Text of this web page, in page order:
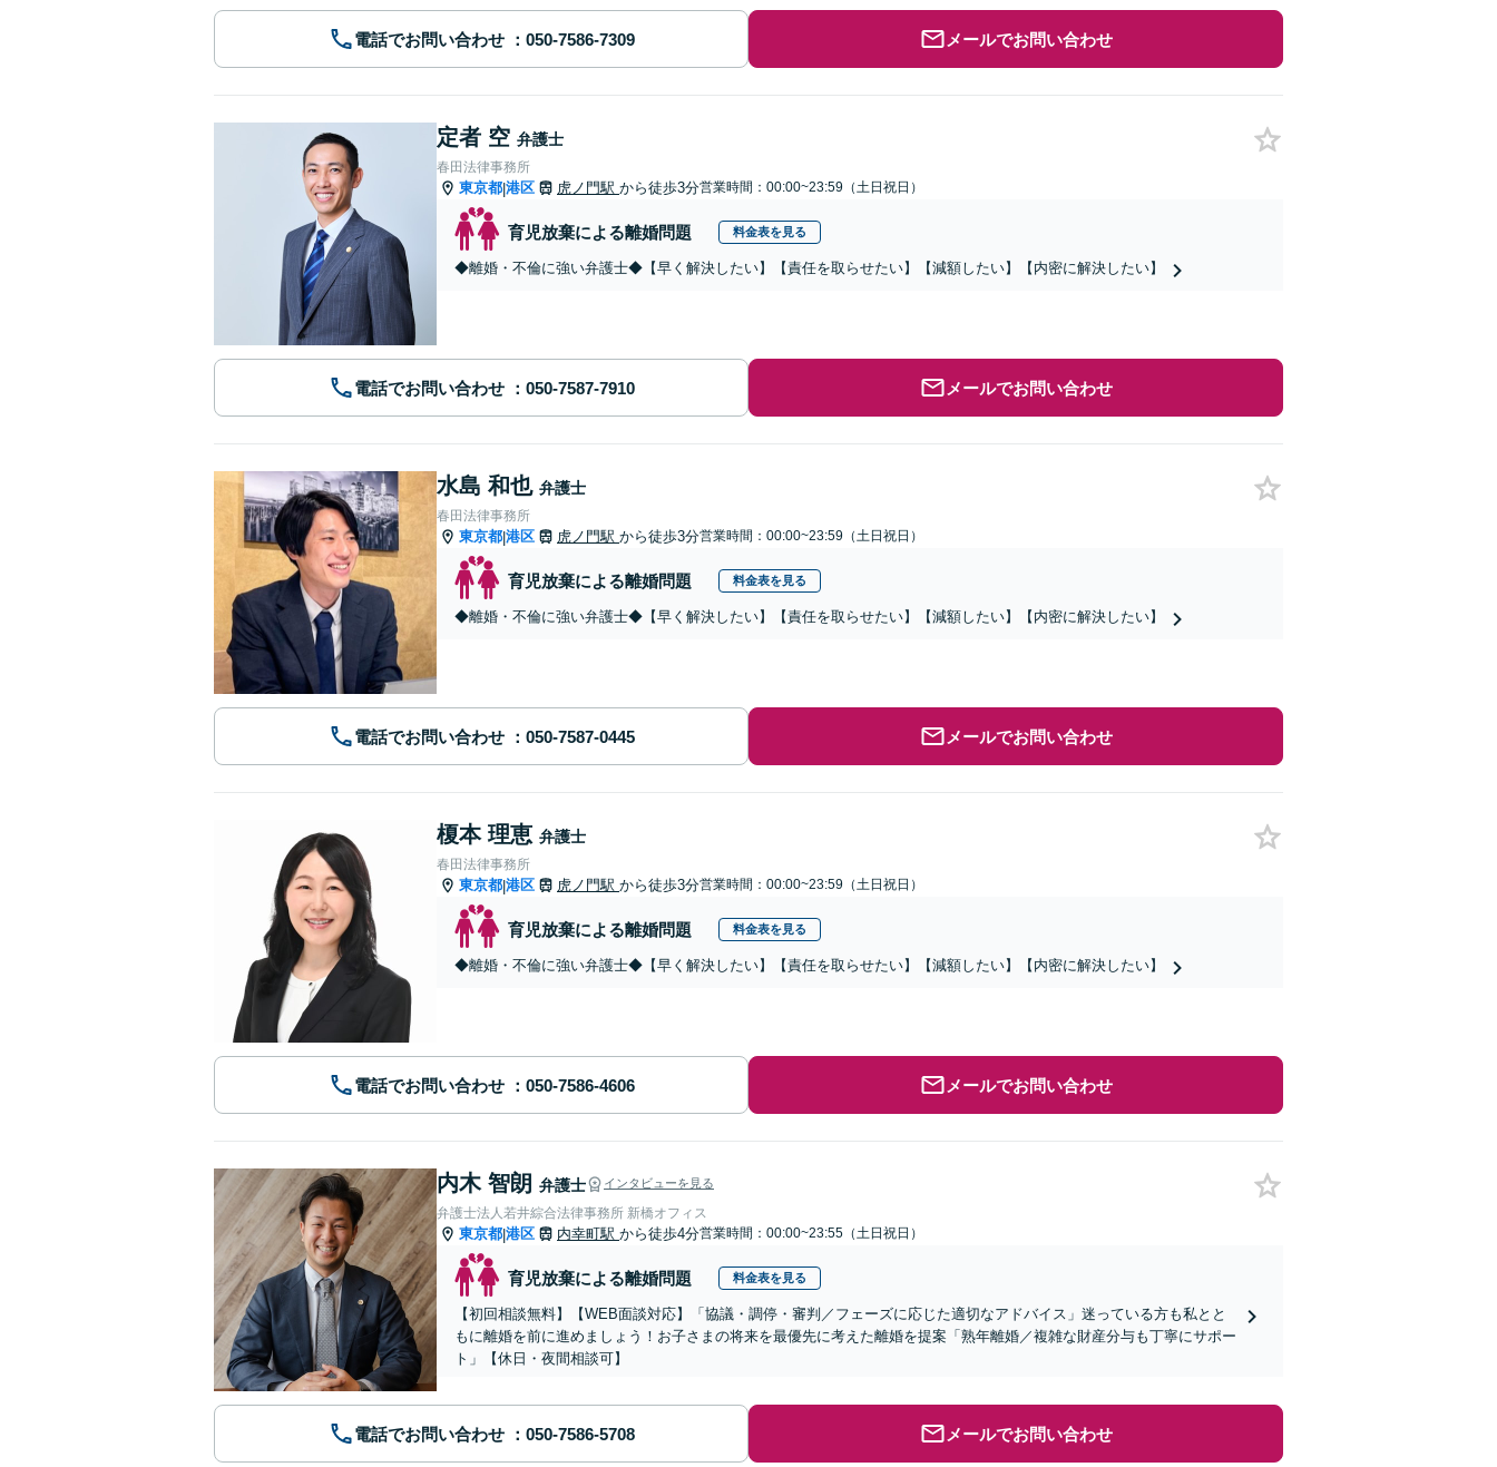
電話でお問い合わせ メールでお問い合わせ
定者 空 弁護士
春田法律事務所
東京都|港区 虎ノ門駅 から徒歩3分営業時間：00:00~23:59（土日祝日）
育児放棄による離婚問題 料金表を見る
◆離婚・不倫に強い弁護士◆【早く解決したい】【責任を取らせたい】【減額したい】【内密に解決したい】
電話でお問い合わせ メールでお問い合わせ
水島 和也 弁護士
春田法律事務所
東京都|港区 虎ノ門駅 から徒歩3分営業時間：00:00~23:59（土日祝日）
育児放棄による離婚問題 料金表を見る
◆離婚・不倫に強い弁護士◆【早く解決したい】【責任を取らせたい】【減額したい】【内密に解決したい】
電話でお問い合わせ メールでお問い合わせ
榎本 理恵 弁護士
春田法律事務所
東京都|港区 虎ノ門駅 から徒歩3分営業時間：00:00~23:59（土日祝日）
育児放棄による離婚問題 料金表を見る
◆離婚・不倫に強い弁護士◆【早く解決したい】【責任を取らせたい】【減額したい】【内密に解決したい】
電話でお問い合わせ メールでお問い合わせ
内木 智朗 弁護士 インタビューを見る
弁護士法人若井綜合法律事務所 新橋オフィス
東京都|港区 内幸町駅 から徒歩4分営業時間：00:00~23:55（土日祝日）
育児放棄による離婚問題 料金表を見る
【初回相談無料】【WEB面談対応】「協議・調停・審判／フェーズに応じた適切なアドバイス」迷っている方も私とと
もに離婚を前に進めましょう！お子さまの将来を最優先に考えた離婚を提案「熟年離婚／複雑な財産分与も丁寧にサポー
ト」【休日・夜間相談可】
電話でお問い合わせ メールでお問い合わせ